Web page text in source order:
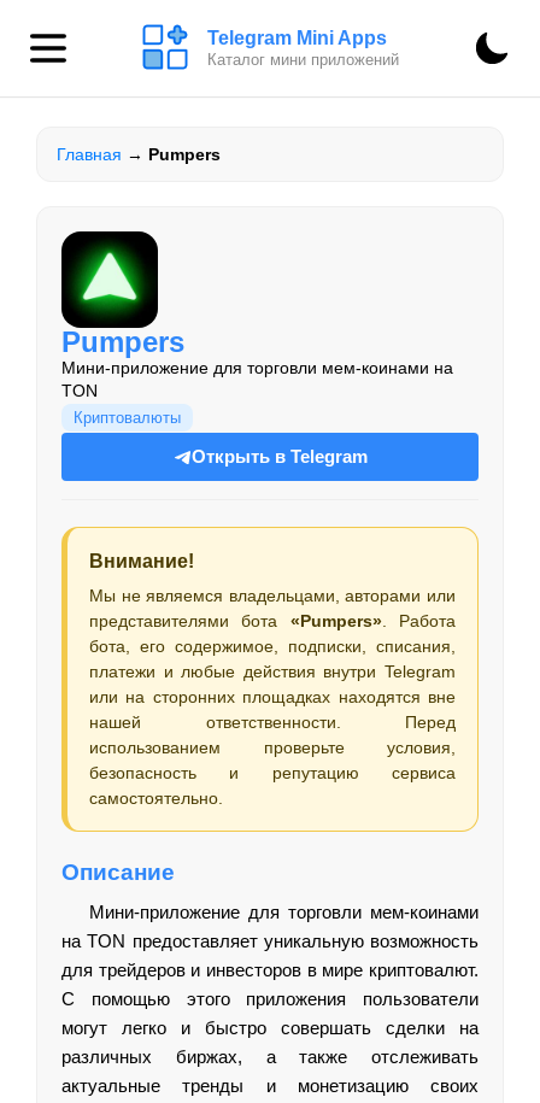
Telegram Mini Apps
Каталог мини приложений
Главная → Pumpers
Pumpers
Мини-приложение для торговли мем-коинами на
TON
Криптовалюты
Открыть в Telegram
Внимание!
Мы не являемся владельцами, авторами или
представителями бота «Pumpers». Работа
бота, его содержимое, подписки, списания,
платежи и любые действия внутри Telegram
или на сторонних площадках находятся вне
нашей ответственности. Перед
использованием проверьте условия,
безопасность и репутацию сервиса
самостоятельно.
Описание
Мини-приложение для торговли мем-коинами
на TON предоставляет уникальную возможность
для трейдеров и инвесторов в мире криптовалют.
С помощью этого приложения пользователи
могут легко и быстро совершать сделки на
различных биржах, а также отслеживать
актуальные тренды и монетизацию своих